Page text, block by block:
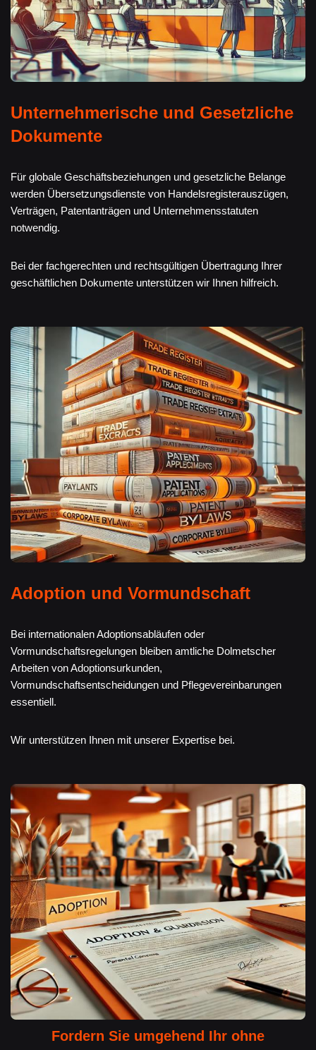
Unternehmerische und Gesetzliche
Dokumente
Für globale Geschäftsbeziehungen und gesetzliche Belange
werden Übersetzungsdienste von Handelsregisterauszügen,
Verträgen, Patentanträgen und Unternehmensstatuten
notwendig.
Bei der fachgerechten und rechtsgültigen Übertragung Ihrer
geschäftlichen Dokumente unterstützen wir Ihnen hilfreich.
Adoption und Vormundschaft
Bei internationalen Adoptionsabläufen oder
Vormundschaftsregelungen bleiben amtliche Dolmetscher
Arbeiten von Adoptionsurkunden,
Vormundschaftsentscheidungen und Pflegevereinbarungen
essentiell.
Wir unterstützen Ihnen mit unserer Expertise bei.
Fordern Sie umgehend Ihr ohne